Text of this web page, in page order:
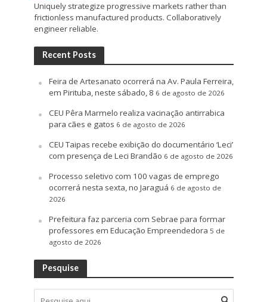
Uniquely strategize progressive markets rather than
frictionless manufactured products. Collaboratively
engineer reliable.
Recent Posts
Feira de Artesanato ocorrerá na Av. Paula Ferreira,
em Pirituba, neste sábado, 8 6 de agosto de 2026
CEU Pêra Marmelo realiza vacinação antirrabica
para cães e gatos 6 de agosto de 2026
CEU Taipas recebe exibição do documentário ‘Leci’
com presença de Leci Brandão 6 de agosto de 2026
Processo seletivo com 100 vagas de emprego
ocorrerá nesta sexta, no Jaraguá 6 de agosto de
2026
Prefeitura faz parceria com Sebrae para formar
professores em Educação Empreendedora 5 de
agosto de 2026
Pesquise